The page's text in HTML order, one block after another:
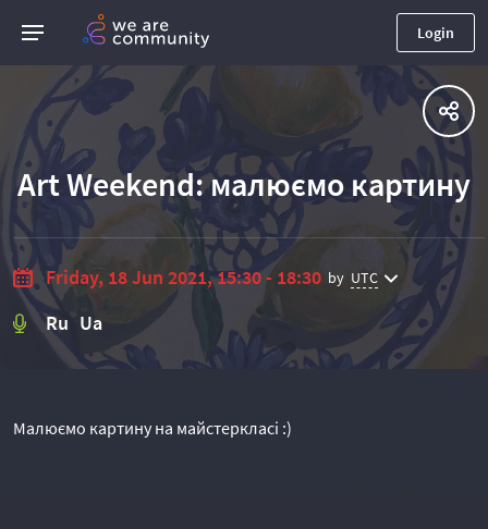
Login
Art Weekend: малюємо картину
Friday, 18 Jun 2021, 15:30 - 18:30 by UTC
Ru Ua
Малюємо картину на майстеркласі :)